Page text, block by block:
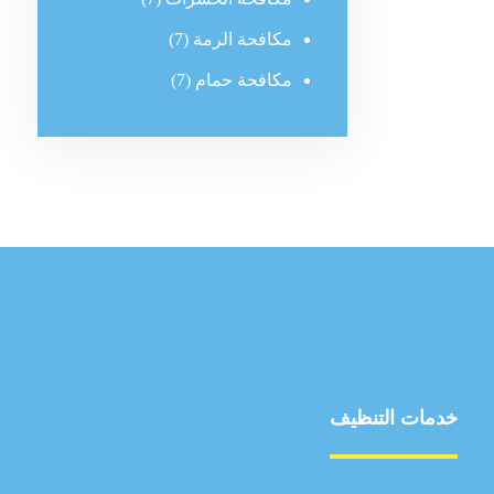
مكافحة الرمة (7)
مكافحة حمام (7)
خدمات التنظيف